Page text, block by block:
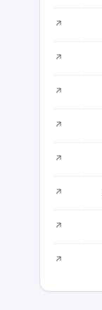
↗
↗
↗
↗
↗
↗
↗
↗